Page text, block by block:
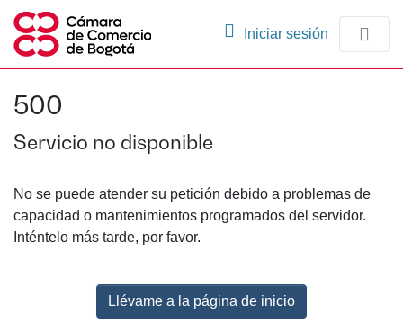
Iniciar sesión (current)
500
Servicio no disponible
No se puede atender su petición debido a problemas de
capacidad o mantenimientos programados del servidor.
Inténtelo más tarde, por favor.
Llévame a la página de inicio